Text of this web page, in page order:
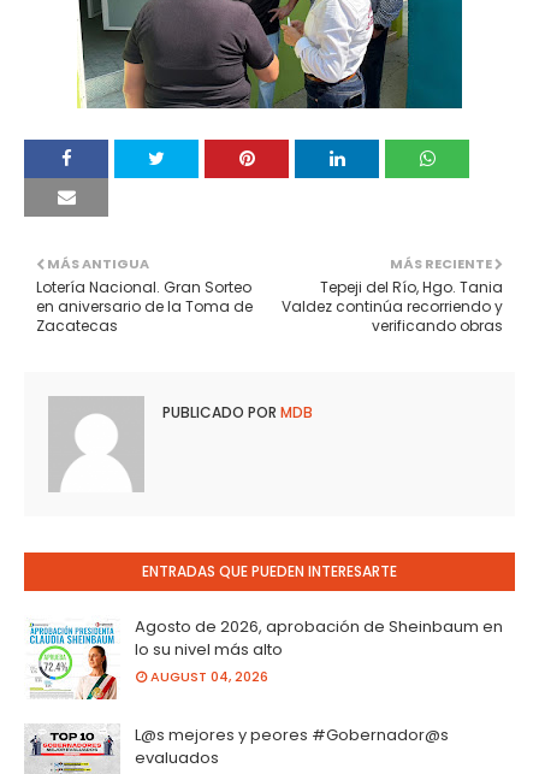
MÁS RECIENTE
Tepeji del Río, Hgo. Tania
Valdez continúa recorriendo y
verificando obras
MÁS ANTIGUA
Lotería Nacional. Gran Sorteo
en aniversario de la Toma de
Zacatecas
PUBLICADO POR MDB
ENTRADAS QUE PUEDEN INTERESARTE
Agosto de 2026, aprobación de Sheinbaum en
lo su nivel más alto
AUGUST 04, 2026
L@s mejores y peores #Gobernador@s
evaluados